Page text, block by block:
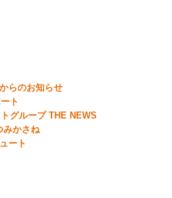
らのお知らせ
ト
グループ THE NEWS
みかさね
ート